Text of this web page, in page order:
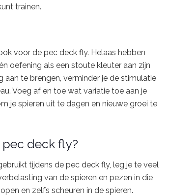
trainen.
voor de pec deck fly. Helaas hebben
oefening als een stoute kleuter aan zijn
aan te brengen, verminder je de stimulatie
Voeg af en toe wat variatie toe aan je
je spieren uit te dagen en nieuwe groei te
deck fly?
tijdens de pec deck fly, leg je te veel
van de spieren en pezen in die
en zelfs scheuren in de spieren.